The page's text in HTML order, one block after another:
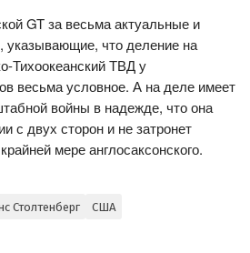
GT за весьма актуальные и
что деление на
Тихоокеанский ТВД у
весьма условное. А на деле имеет
войны в надежде, что она
с двух сторон и не затронет
мере англосаксонского.
Столтенберг США